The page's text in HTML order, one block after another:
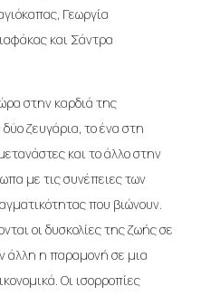
Γεωργία
και Σάντρα
στην καρδιά της
ζευγάρια, το ένα στη
και το άλλο στην
με τις συνέπειες των
που βιώνουν.
οι δυσκολίες της ζωής σε
άλλη η παραμονή σε μια
Οι ισορροπίες